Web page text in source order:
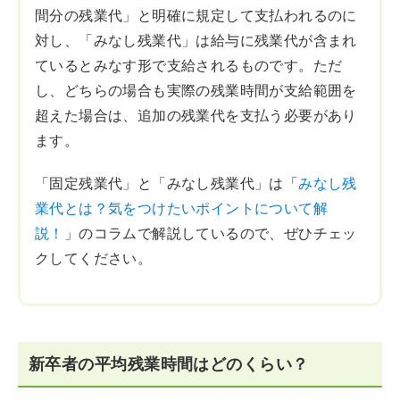
間分の残業代」と明確に規定して支払われるのに
対し、「みなし残業代」は給与に残業代が含まれ
ているとみなす形で支給されるものです。ただ
し、どちらの場合も実際の残業時間が支給範囲を
超えた場合は、追加の残業代を支払う必要があり
ます。
「固定残業代」と「みなし残業代」は「みなし残
業代とは？気をつけたいポイントについて解
説！
」のコラムで解説しているので、ぜひチェッ
クしてください。
新卒者の平均残業時間はどのくらい？